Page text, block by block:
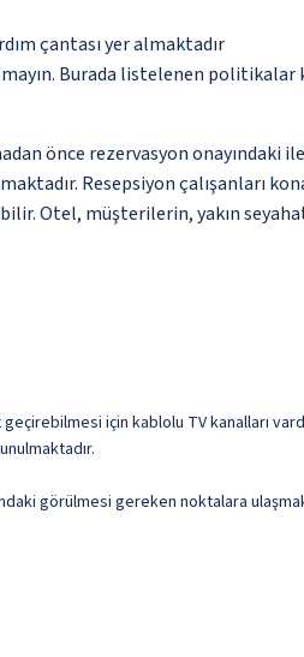
çantası yer almaktadır
Burada listelenen politikalar
önce rezervasyon onayındaki
Resepsiyon çalışanları
Otel, müşterilerin, yakın
için kablolu TV kanalları
görülmesi gereken noktalara